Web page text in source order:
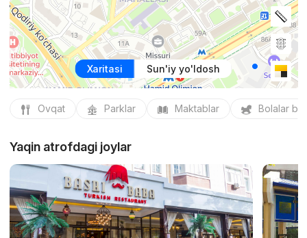
Xaritasi Sun'iy yo'ldosh
Ovqat Parklar Maktablar Bolalar
Yaqin atrofdagi joylar